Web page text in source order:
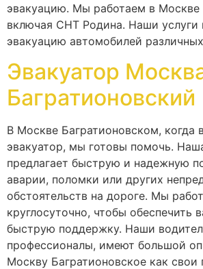
эвакуацию. Мы работаем в Москве
включая СНТ Родина. Наши услуги
эвакуацию автомобилей
Эвакуатор
Багратионовский
В Москве Багратионовском, когда
эвакуатор, мы готовы помочь.
предлагает быструю и надежную
аварии, поломки или других
обстоятельств на дороге. Мы
круглосуточно, чтобы обеспечить
быструю поддержку. Наши
профессионалы, имеют большой
Москву Багратионовское как свои